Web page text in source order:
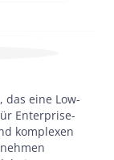
eine Low-
Enterprise-
komplexen